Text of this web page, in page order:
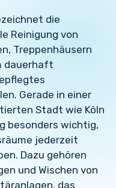
die
Reinigung von
Treppenhäusern
dauerhaft
Gerade in einer
Stadt wie Köln
besonders wichtig,
jederzeit
Dazu gehören
und Wischen von
das